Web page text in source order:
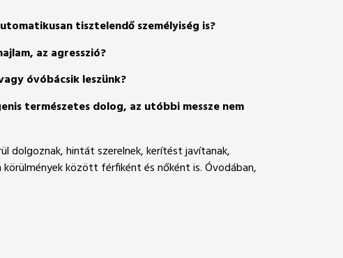
tisztelendő személyiség is?
az agresszió?
óvóbácsik leszünk?
természetes dolog, az utóbbi messze nem
dolgoznak, hintát szerelnek, kerítést javítanak,
között férfiként és nőként is. Óvodában,